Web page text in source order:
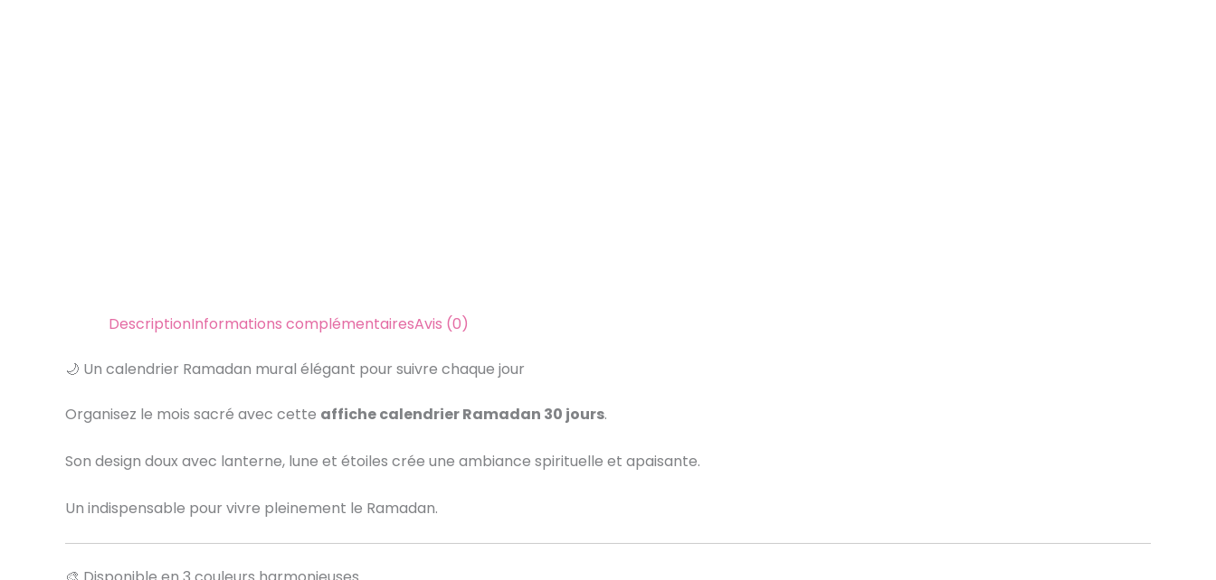
DescriptionInformations complémentairesAvis (0)
🌙 Un calendrier Ramadan mural élégant pour suivre chaque jour
Organisez le mois sacré avec cette affiche calendrier Ramadan 30 jours.
Son design doux avec lanterne, lune et étoiles crée une ambiance spirituelle et apaisante.
Un indispensable pour vivre pleinement le Ramadan.